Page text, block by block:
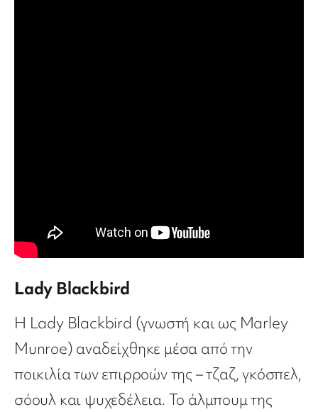
Lady Blackbird
Η Lady Blackbird (γνωστή και ως Marley
Munroe) αναδείχθηκε μέσα από την
ποικιλία των επιρροών της – τζαζ, γκόσπελ,
σόουλ και ψυχεδέλεια. Το άλμπουμ της